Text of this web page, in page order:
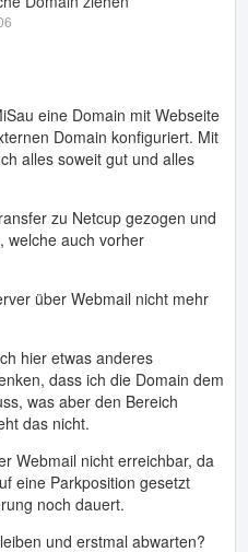
eine Domain mit Webseite
Domain konfiguriert. Mit
alles soweit gut und alles
zu Netcup gezogen und
welche auch vorher
über Webmail nicht mehr
hier etwas anderes
dass ich die Domain dem
was aber den Bereich
das nicht.
Webmail nicht erreichbar, da
eine Parkposition gesetzt
noch dauert.
und erstmal abwarten?